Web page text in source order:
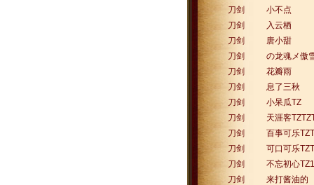
刀剑
小不点
刀剑
入云栖
刀剑
唐小甜
刀剑
の龙魂メ傲
刀剑
花瓣雨
刀剑
息了三秋
刀剑
小呆瓜TZ
刀剑
天涯客
刀剑
百事可乐
刀剑
可口可乐
刀剑
不忘初心TZ1
刀剑
来打酱油的